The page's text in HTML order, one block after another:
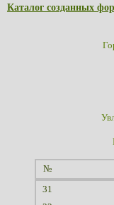
Каталог созданных
№
31